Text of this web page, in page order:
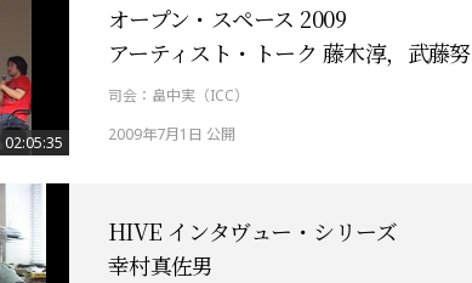
02:05:35
オープン・スペース 2009
アーティスト・トーク 藤木淳，武藤努
司会：畠中実（ICC）
2009年7月1日 公開
HIVE インタヴュー・シリーズ
幸村真佐男